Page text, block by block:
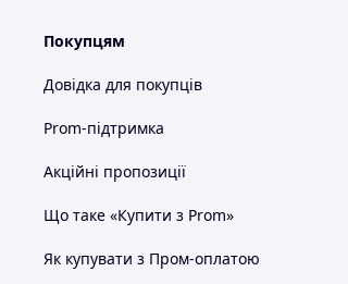
Покупцям
Довідка для покупців
Prom-підтримка
Акційні пропозиції
Що таке «Купити з Prom»
Як купувати з Пром-оплатою